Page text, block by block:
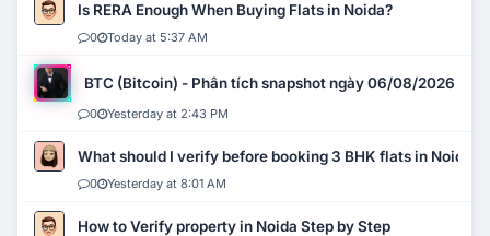
Is RERA Enough When Buying Flats in Noida?
0 Today at 5:37 AM
BTC (Bitcoin) - Phân tích snapshot ngày 06/08/2026
0 Yesterday at 2:43 PM
What should I verify before booking 3 BHK flats in Noida?
0 Yesterday at 8:01 AM
How to Verify property in Noida Step by Step